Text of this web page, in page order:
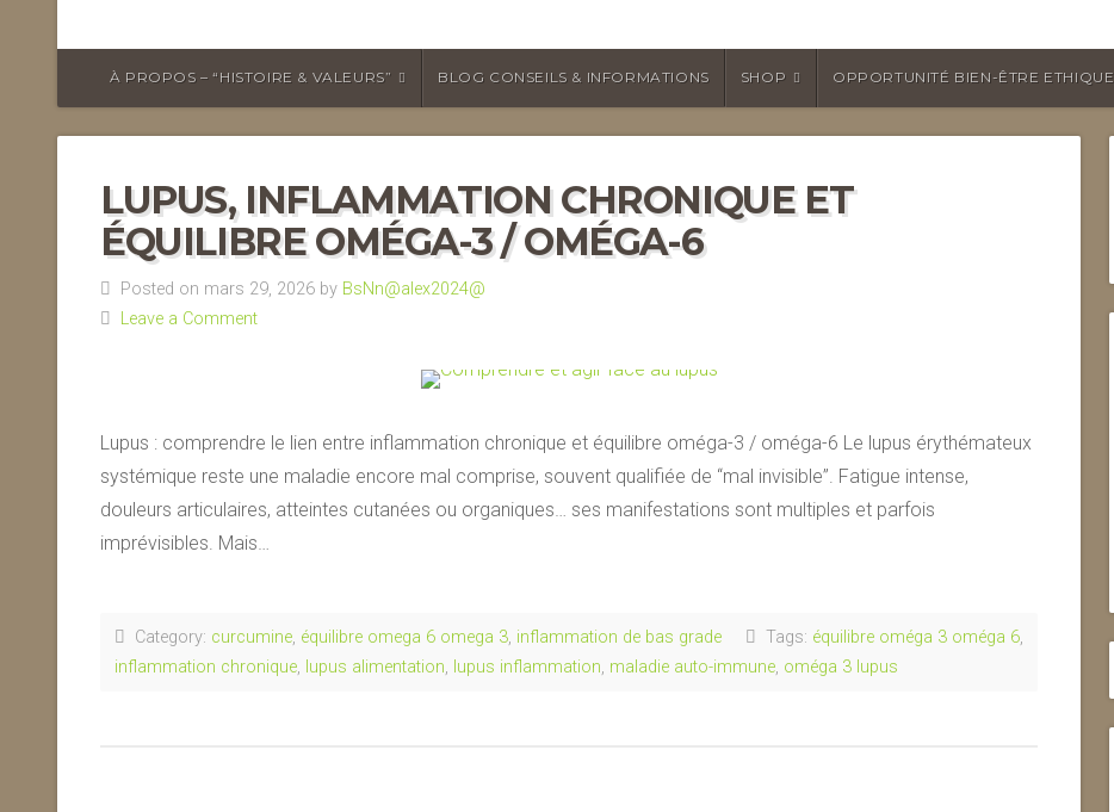
À PROPOS – “HISTOIRE & VALEURS” BLOG CONSEILS & INFORMATIONS SHOP OPPORTUNITÉ BIEN-ÊTRE ETHIQUE
LUPUS, INFLAMMATION CHRONIQUE ET
ÉQUILIBRE OMÉGA-3 / OMÉGA-6
Posted on mars 29, 2026 by BsNn@alex2024@
Leave a Comment
Lupus : comprendre le lien entre inflammation chronique et équilibre oméga-3 / oméga-6 Le lupus érythémateux
systémique reste une maladie encore mal comprise, souvent qualifiée de “mal invisible”. Fatigue intense,
douleurs articulaires, atteintes cutanées ou organiques… ses manifestations sont multiples et parfois
imprévisibles. Mais…
Category: curcumine, équilibre omega 6 omega 3, inflammation de bas grade Tags: équilibre oméga 3 oméga 6,
inflammation chronique, lupus alimentation, lupus inflammation, maladie auto-immune, oméga 3 lupus